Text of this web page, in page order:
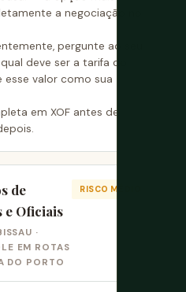
a negociação no
pergunte ao seu
deve ser a tarifa do
valor como sua
em XOF antes de
de
e Oficiais
·
EM ROTAS
DO PORTO
RISCO MÉDIO